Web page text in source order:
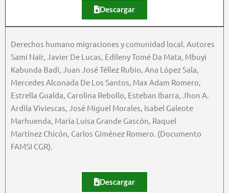
Descargar
Derechos humano migraciones y comunidad local. Autores
Sami Naïr, Javier De Lucas, Edileny Tomé Da Mata, Mbuyi
Kabunda Badi, Juan José Téllez Rubio, Ana López Sala,
Mercedes Alconada De Los Santos, Max Adam Romero,
Estrella Gualda, Carolina Rebollo, Esteban Ibarra, Jhon A.
Ardila Viviescas, José Miguel Morales, Isabel Galeote
Marhuenda, María Luisa Grande Gascón, Raquel
Martínez Chicón, Carlos Giménez Romero. (Documento
FAMSI CGR).
Descargar